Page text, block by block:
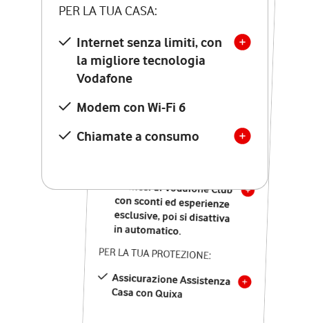
PER LA TUA CASA:
Internet senza limiti, con
la migliore tecnologia
Vodafone
Modem con Wi-Fi 6
Chiamate a consumo
PER LA TUA CASA:
Internet senza limiti, con
la migliore tecnologia
Vodafone
Modem Seven con Wi-Fi 7
Chiamate illimitate verso
numeri fissi e mobili
nazionali
12 mesi di Vodafone Club
con sconti ed esperienze
esclusive, poi si disattiva
in automatico.
PER LA TUA PROTEZIONE:
Assicurazione Assistenza
Casa con Quixa